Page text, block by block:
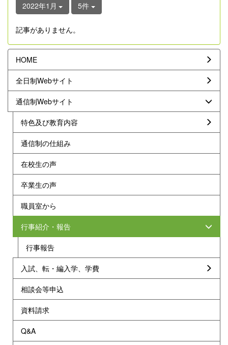
2022年1月 5件
記事がありません。
HOME
全日制Webサイト
通信制Webサイト
特色及び教育内容
通信制の仕組み
在校生の声
卒業生の声
職員室から
行事紹介・報告
行事報告
入試、転・編入学、学費
相談会等申込
資料請求
Q&A